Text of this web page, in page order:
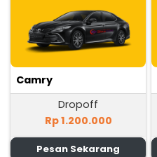
Camry
Dropoff
Rp 1.200.000
Pesan Sekarang